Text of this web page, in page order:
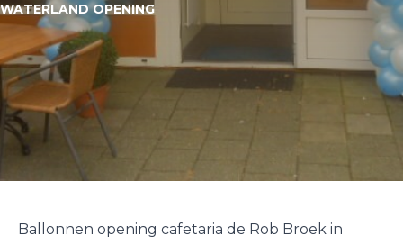
WATERLAND OPENING
Ballonnen opening cafetaria de Rob Broek in